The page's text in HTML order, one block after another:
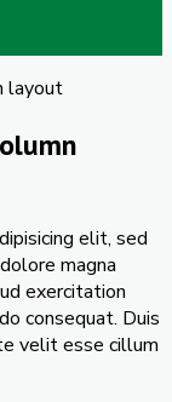
layout
elit, sed
magna
exercitation
consequat. Duis
velit esse cillum